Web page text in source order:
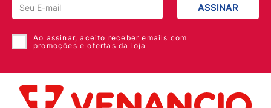
ASSINAR
Ao assinar, aceito receber emails com
promoções e ofertas da loja